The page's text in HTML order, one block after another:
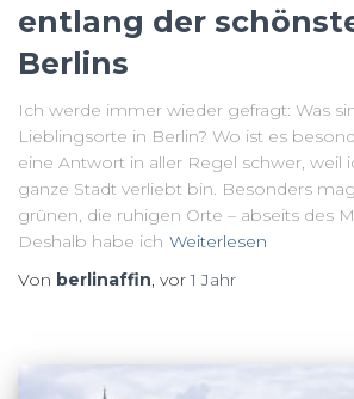
entlang der
Berlins
Ich werde immer wieder gefragt: Was
Lieblingsorte in Berlin? Wo ist es
eine Antwort in aller Regel schwer, weil
ganze Stadt verliebt bin. Besonders
grünen, die ruhigen Orte – abseits des
Deshalb habe ich Weiterlesen
Von berlinaffin, vor1 Jahr